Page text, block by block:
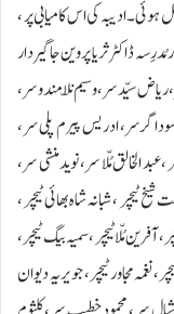
ہوئی۔ ادیبہ کی اس کامیابی پر ،
ڈاکٹر ثريا پروین جاگیردار
سیّد سر ، وسیم نلّا مندو سر،
سر، ادریس پیرم پلی سر ،
الخالق مُلّا سر ، نوید منشی سر ،
ٹیچر ، شبانہ شاہ بھائی ٹیچر ،
آفرین مُلّا ٹیچر ، سمیہ بیگ ٹیچر ،
نغمہ مجاور ٹیچر، جویریہ دیوان